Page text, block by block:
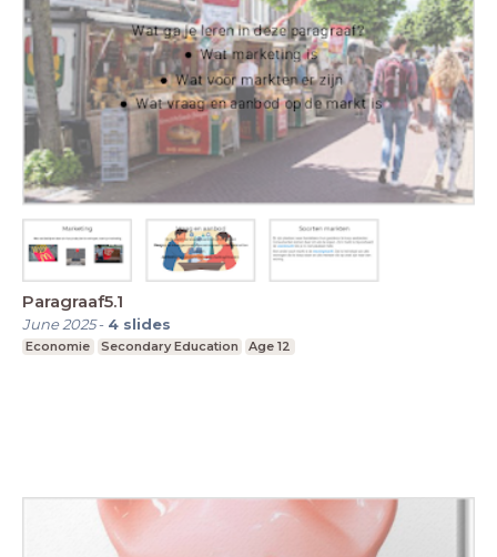
Paragraaf5.1
June 2025- 4 slides
Economie Secondary Education Age 12